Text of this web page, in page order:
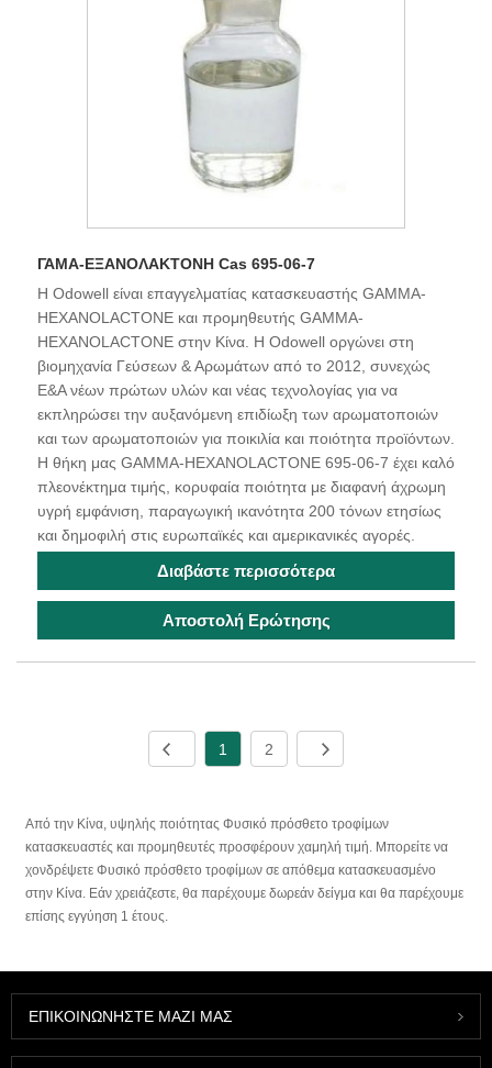
ΓΑΜΑ-ΕΞΑΝΟΛΑΚΤΟΝΗ Cas 695-06-7
Η Odowell είναι επαγγελματίας κατασκευαστής GAMMA-
HEXANOLACTONE και προμηθευτής GAMMA-
HEXANOLACTONE στην Κίνα. Η Odowell οργώνει στη
βιομηχανία Γεύσεων & Αρωμάτων από το 2012, συνεχώς
Ε&Α νέων πρώτων υλών και νέας τεχνολογίας για να
εκπληρώσει την αυξανόμενη επιδίωξη των αρωματοποιών
και των αρωματοποιών για ποικιλία και ποιότητα προϊόντων.
Η θήκη μας GAMMA-HEXANOLACTONE 695-06-7 έχει καλό
πλεονέκτημα τιμής, κορυφαία ποιότητα με διαφανή άχρωμη
υγρή εμφάνιση, παραγωγική ικανότητα 200 τόνων ετησίως
και δημοφιλή στις ευρωπαϊκές και αμερικανικές αγορές.
Διαβάστε περισσότερα
Αποστολή Ερώτησης
1 2
Από την Κίνα, υψηλής ποιότητας Φυσικό πρόσθετο τροφίμων
κατασκευαστές και προμηθευτές προσφέρουν χαμηλή τιμή. Μπορείτε να
χονδρέψετε Φυσικό πρόσθετο τροφίμων σε απόθεμα κατασκευασμένο
στην Κίνα. Εάν χρειάζεστε, θα παρέχουμε δωρεάν δείγμα και θα παρέχουμε
επίσης εγγύηση 1 έτους.
ΕΠΙΚΟΙΝΩΝΉΣΤΕ ΜΑΖΊ ΜΑΣ